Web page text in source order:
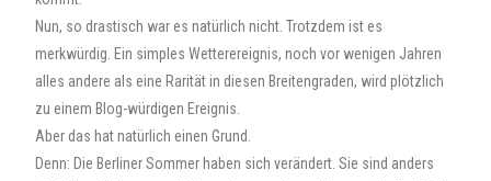
Nun, so drastisch war es natürlich nicht. Trotzdem ist es
merkwürdig. Ein simples Wetterereignis, noch vor wenigen Jahren
alles andere als eine Rarität in diesen Breitengraden, wird plötzlich
zu einem Blog-würdigen Ereignis.
Aber das hat natürlich einen Grund.
Denn: Die Berliner Sommer haben sich verändert. Sie sind anders